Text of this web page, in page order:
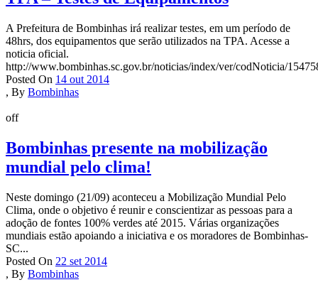
A Prefeitura de Bombinhas irá realizar testes, em um período de
48hrs, dos equipamentos que serão utilizados na TPA. Acesse a
noticia oficial.
http://www.bombinhas.sc.gov.br/noticias/index/ver/codNoticia/
Posted On 14 out 2014
, By Bombinhas
off
Bombinhas presente na mobilização
mundial pelo clima!
Neste domingo (21/09) aconteceu a Mobilização Mundial Pelo
Clima, onde o objetivo é reunir e conscientizar as pessoas para a
adoção de fontes 100% verdes até 2015. Várias organizações
mundiais estão apoiando a iniciativa e os moradores de Bombinhas-
SC...
Posted On 22 set 2014
, By Bombinhas